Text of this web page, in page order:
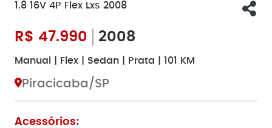
1.8 16V 4P Flex Lxs 2008
R$ 47.990 2008
Manual | Flex | Sedan | Prata | 101 KM
Piracicaba/SP
Acessórios: